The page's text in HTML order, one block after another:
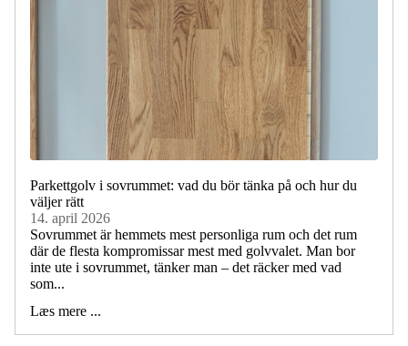
Parkettgolv i sovrummet: vad du bör tänka på och hur du
väljer rätt
14. april 2026
Sovrummet är hemmets mest personliga rum och det rum
där de flesta kompromissar mest med golvvalet. Man bor
inte ute i sovrummet, tänker man – det räcker med vad
som...
Læs mere ...